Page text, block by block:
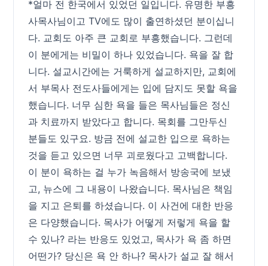
*얼마 전 한국에서 있었던 일입니다. 유명한 부흥
사목사님이고 TV에도 많이 출연하셨던 분이십니
다. 교회도 아주 큰 교회로 부흥했습니다. 그런데
이 분에게는 비밀이 하나 있었습니다. 욕을 잘 합
니다. 설교시간에는 거룩하게 설교하지만, 교회에
서 부목사 전도사들에게는 입에 담지도 못할 욕을
했습니다. 너무 심한 욕을 들은 목사님들은 정신
과 치료까지 받았다고 합니다. 목회를 그만두신
분들도 있구요. 방금 전에 설교한 입으로 욕하는
것을 듣고 있으면 너무 괴로웠다고 고백합니다.
이 분이 욕하는 걸 누가 녹음해서 방송국에 보냈
고, 뉴스에 그 내용이 나왔습니다. 목사님은 책임
을 지고 은퇴를 하셨습니다. 이 사건에 대한 반응
은 다양했습니다. 목사가 어떻게 저렇게 욕을 할
수 있나? 라는 반응도 있었고, 목사가 욕 좀 하면
어떤가? 당신은 욕 안 하나? 목사가 설교 잘 해서